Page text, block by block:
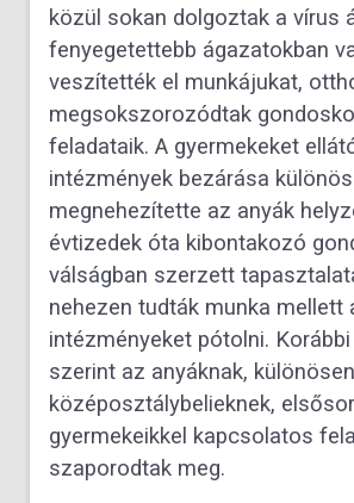
közül sokan dolgoztak a vírus
fenyegetettebb ágazatokban
veszítették el munkájukat,
megsokszorozódtak
feladataik. A gyermekeket
intézmények bezárása
megnehezítette az anyák
évtizedek óta kibontakozó
válságban szerzett
nehezen tudták munka mellett
intézményeket pótolni.
szerint az anyáknak,
középosztálybelieknek,
gyermekeikkel kapcsolatos
szaporodtak meg.